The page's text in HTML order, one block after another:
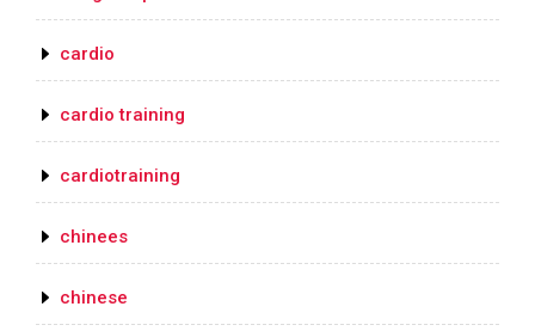
cardio
cardio training
cardiotraining
chinees
chinese